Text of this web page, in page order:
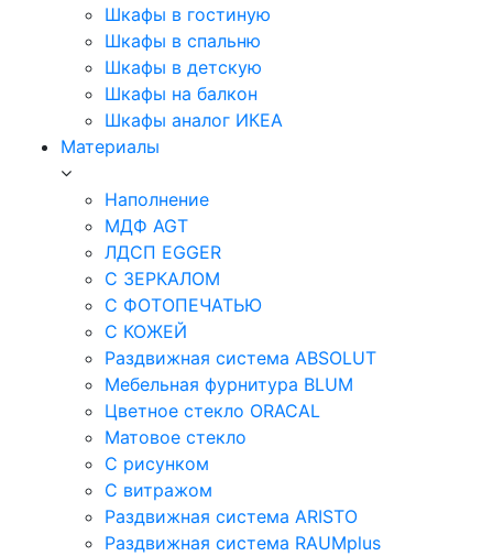
Шкафы в гостиную
Шкафы в спальню
Шкафы в детскую
Шкафы на балкон
Шкафы аналог ИКЕА
Материалы
Наполнение
МДФ AGT
ЛДСП EGGER
С ЗЕРКАЛОМ
С ФОТОПЕЧАТЬЮ
С КОЖЕЙ
Раздвижная система ABSOLUT
Мебельная фурнитура BLUM
Цветное стекло ORACAL
Матовое стекло
C рисунком
C витражом
Раздвижная система ARISTO
Раздвижная система RAUMplus